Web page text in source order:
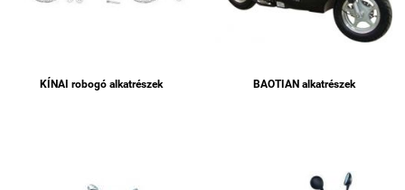
KÍNAI robogó alkatrészek BAOTIAN alkatrészek